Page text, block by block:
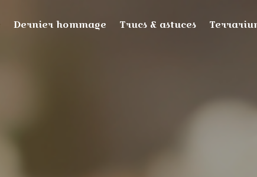
Dernier hommage Trucs & astuces